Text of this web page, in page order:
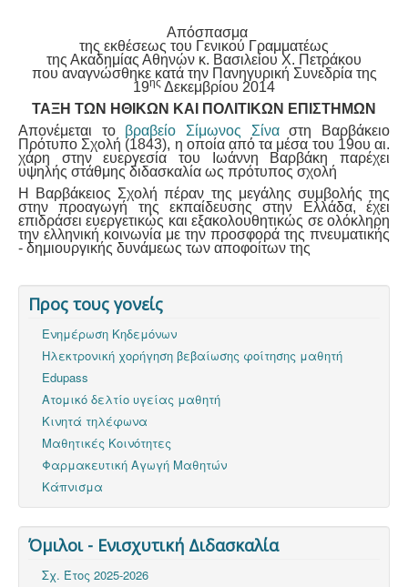
Απόσπασμα
της εκθέσεως του Γενικού Γραμματέως
της Ακαδημίας Αθηνών κ. Βασιλείου Χ. Πετράκου
που αναγνώσθηκε κατά την Πανηγυρική Συνεδρία της
19ης Δεκεμβρίου 2014
ΤΑΞΗ ΤΩΝ ΗΘΙΚΩΝ ΚΑΙ ΠΟΛΙΤΙΚΩΝ ΕΠΙΣΤΗΜΩΝ
Απονέμεται τοβραβείο Σίμωνος Σίναστη Βαρβάκειο
Πρότυπο Σχολή (1843), η οποία από τα μέσα του 19ου αι.
χάρη στην ευεργεσία του Ιωάννη Βαρβάκη παρέχει
υψηλής στάθμης διδασκαλία ως πρότυπος σχολή
Η Βαρβάκειος Σχολή πέραν της μεγάλης συμβολής της
στην προαγωγή της εκπαίδευσης στην Ελλάδα, έχει
επιδράσει ευεργετικώς και εξακολουθητικώς σε ολόκληρη
την ελληνική κοινωνία με την προσφορά της πνευματικής
- δημιουργικής δυνάμεως των αποφοίτων της
Προς τους γονείς
Ενημέρωση Κηδεμόνων
Ηλεκτρονική χορήγηση βεβαίωσης φοίτησης μαθητή
Edupass
Ατομικό δελτίο υγείας μαθητή
Κινητά τηλέφωνα
Μαθητικές Κοινότητες
Φαρμακευτική Αγωγή Μαθητών
Κάπνισμα
Όμιλοι - Ενισχυτική Διδασκαλία
Σχ. Έτος 2025-2026